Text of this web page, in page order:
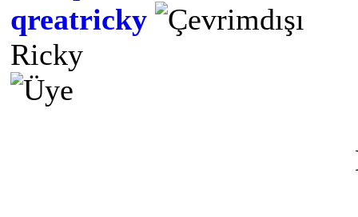
qreatricky
Ricky